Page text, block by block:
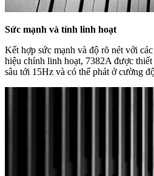
Sức mạnh và tính linh hoạt
Kết hợp sức mạnh và độ rõ nét với
hiệu chỉnh linh hoạt, 7382A được
sâu tới 15Hz và có thể phát ở cường